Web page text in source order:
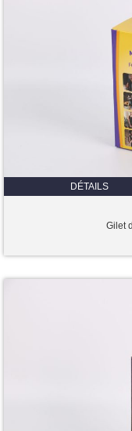
DÉTAILS
Gilet